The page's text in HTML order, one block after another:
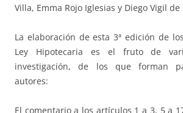
Villa, Emma Rojo Iglesias y Diego Vigil
La elaboración de esta 3ª edición de
Ley Hipotecaria es el fruto de
investigación, de los que forman
autores:
El comentario a los artículos 1 a 3, 5 a